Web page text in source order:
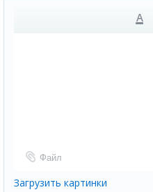
A
Файл
Загрузить картинки